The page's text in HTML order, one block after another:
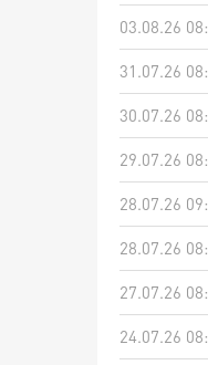
03.08.26
31.07.26
30.07.26
29.07.26
28.07.26
28.07.26
27.07.26
24.07.26